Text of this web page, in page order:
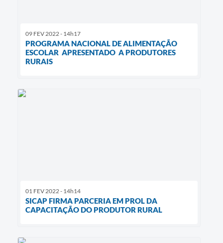
09 FEV 2022 - 14h17
PROGRAMA NACIONAL DE ALIMENTAÇÃO
ESCOLAR APRESENTADO A PRODUTORES
RURAIS
01 FEV 2022 - 14h14
SICAP FIRMA PARCERIA EM PROL DA
CAPACITAÇÃO DO PRODUTOR RURAL